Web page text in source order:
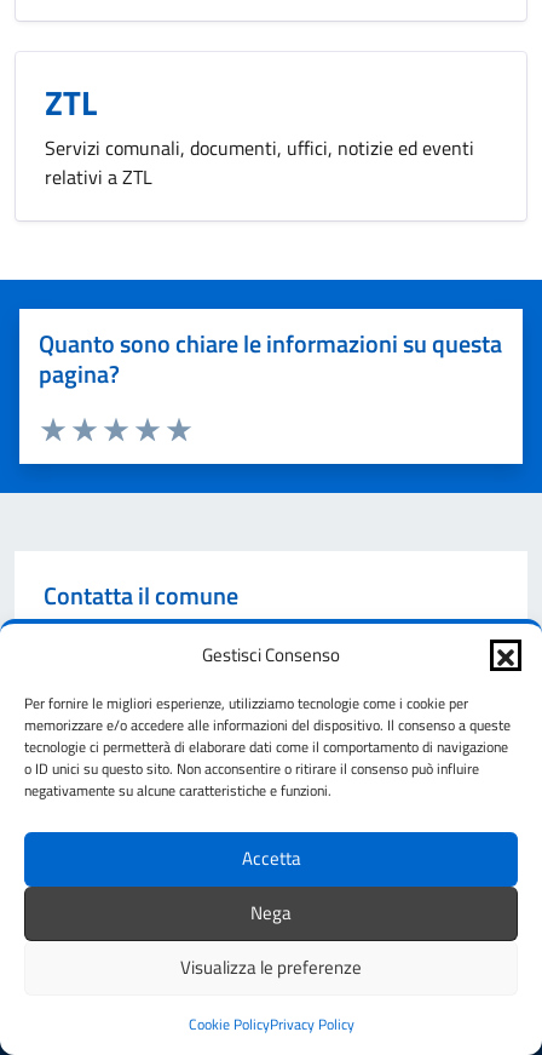
Gestisci Consenso
Per fornire le migliori esperienze, utilizziamo tecnologie come i cookie per
memorizzare e/o accedere alle informazioni del dispositivo. Il consenso a queste
tecnologie ci permetterà di elaborare dati come il comportamento di navigazione
o ID unici su questo sito. Non acconsentire o ritirare il consenso può influire
negativamente su alcune caratteristiche e funzioni.
Accetta
Nega
Visualizza le preferenze
Cookie PolicyPrivacy Policy
ZTL
Servizi comunali, documenti, uffici, notizie ed eventi
relativi a ZTL
Quanto sono chiare le informazioni su questa
pagina?
Valuta 5 stelle su 5
Valuta 4 stelle su 5
Valuta 3 stelle su 5
Valuta 2 stelle su 5
Valuta 1 stelle su 5
Contatta il comune
Leggi le domande frequenti
Richiedi assistenza
Telefono
Prenota appuntamento